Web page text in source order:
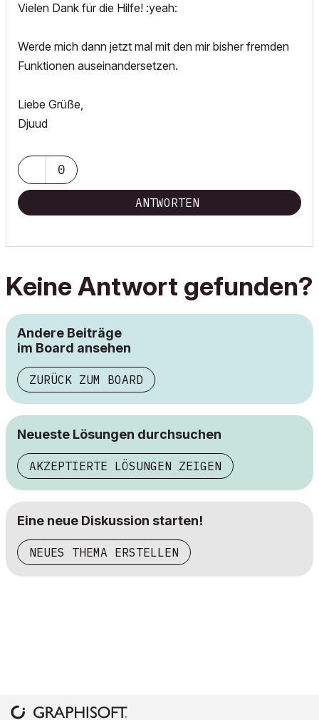
Vielen Dank für die Hilfe! :yeah:
Werde mich dann jetzt mal mit den mir bisher fremden
Funktionen auseinandersetzen.
Liebe Grüße,
Djuud
0
ANTWORTEN
Keine Antwort gefunden?
Andere Beiträge
im Board ansehen
ZURÜCK ZUM BOARD
Neueste Lösungen durchsuchen
AKZEPTIERTE LÖSUNGEN ZEIGEN
Eine neue Diskussion starten!
NEUES THEMA ERSTELLEN